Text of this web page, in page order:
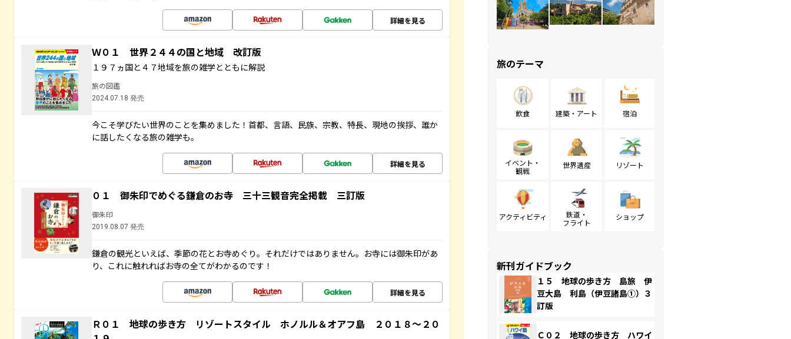
詳細を見る
Ｗ０１ 世界２４４の国と地域 改訂版
１９７ヵ国と４７地域を旅の雑学とともに解説
旅の図鑑
2024.07.18 発売
今こそ学びたい世界のことを集めました！首都、言語、民族、宗教、特長、現地の挨拶、誰か
に話したくなる旅の雑学も。
詳細を見る
０１ 御朱印でめぐる鎌倉のお寺 三十三観音完全掲載 三訂版
御朱印
2019.08.07 発売
鎌倉の観光といえば、季節の花とお寺めぐり。それだけではありません。お寺には御朱印があ
り、これに触れればお寺の全てがわかるのです！
詳細を見る
Ｒ０１ 地球の歩き方 リゾートスタイル ホノルル＆オアフ島 ２０１８～２０
旅のテーマ
飲食 建築・アート 宿泊
イベント・
観戦
世界遺産 リゾート
アクティビティ
鉄道・
フライト
ショップ
新刊ガイドブック
１５ 地球の歩き方 島旅 伊
豆大島 利島（伊豆諸島①）３
訂版
Ｃ０２ 地球の歩き方 ハワイ